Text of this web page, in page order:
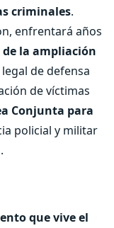
criminales.
enfrentará años
de la ampliación
de defensa
de víctimas
Conjunta para
policial y militar
que vive el